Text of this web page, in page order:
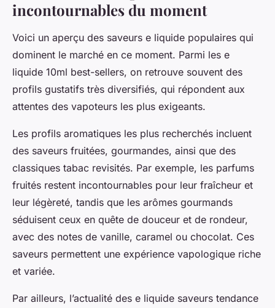
incontournables du moment
Voici un aperçu des saveurs e liquide populaires qui
dominent le marché en ce moment. Parmi les e
liquide 10ml best-sellers, on retrouve souvent des
profils gustatifs très diversifiés, qui répondent aux
attentes des vapoteurs les plus exigeants.
Les profils aromatiques les plus recherchés incluent
des saveurs fruitées, gourmandes, ainsi que des
classiques tabac revisités. Par exemple, les parfums
fruités restent incontournables pour leur fraîcheur et
leur légèreté, tandis que les arômes gourmands
séduisent ceux en quête de douceur et de rondeur,
avec des notes de vanille, caramel ou chocolat. Ces
saveurs permettent une expérience vapologique riche
et variée.
Par ailleurs, l’actualité des e liquide saveurs tendance